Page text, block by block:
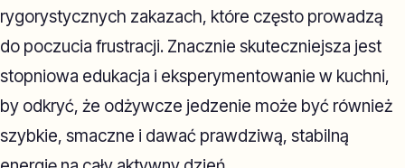
rygorystycznych zakazach, które często prowadzą
do poczucia frustracji. Znacznie skuteczniejsza jest
stopniowa edukacja i eksperymentowanie w kuchni,
by odkryć, że odżywcze jedzenie może być również
szybkie, smaczne i dawać prawdziwą, stabilną